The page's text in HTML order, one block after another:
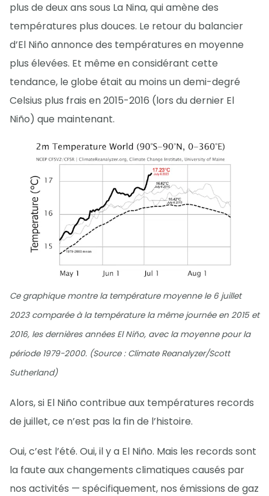
plus de deux ans sous La Nina, qui amène des
températures plus douces. Le retour du balancier
d’El Niño annonce des températures en moyenne
plus élevées. Et même en considérant cette
tendance, le globe était au moins un demi-degré
Celsius plus frais en 2015-2016 (lors du dernier El
Niño) que maintenant.
Ce graphique montre la température moyenne le 6 juillet
2023 comparée à la température la même journée en 2015 et
2016, les dernières années El Niño, avec la moyenne pour la
période 1979-2000. (Source : Climate Reanalyzer/Scott
Sutherland)
Alors, si El Niño contribue aux températures records
de juillet, ce n’est pas la fin de l’histoire.
Oui, c’est l’été. Oui, il y a El Niño. Mais les records sont
la faute aux changements climatiques causés par
nos activités — spécifiquement, nos émissions de gaz